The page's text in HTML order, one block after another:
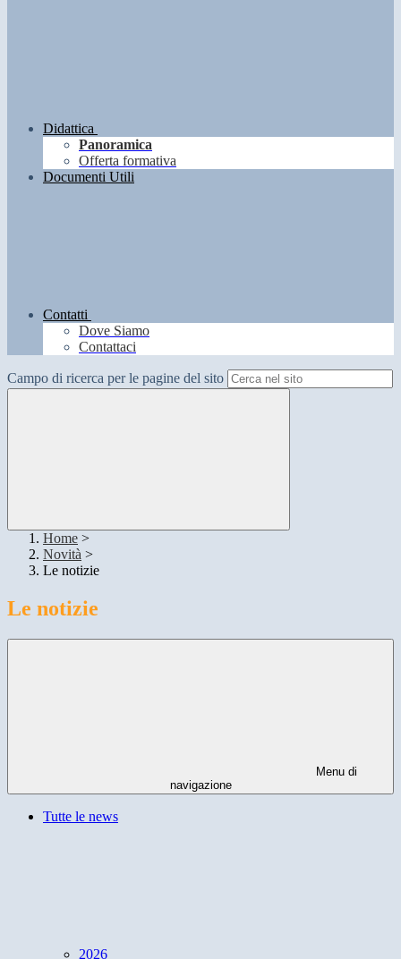
Didattica
Panoramica
Offerta formativa
Documenti Utili
Contatti
Dove Siamo
Contattaci
Campo di ricerca per le pagine del sito
Home >
Novità >
Le notizie
Le notizie
Menu di
navigazione
Tutte le news
2026